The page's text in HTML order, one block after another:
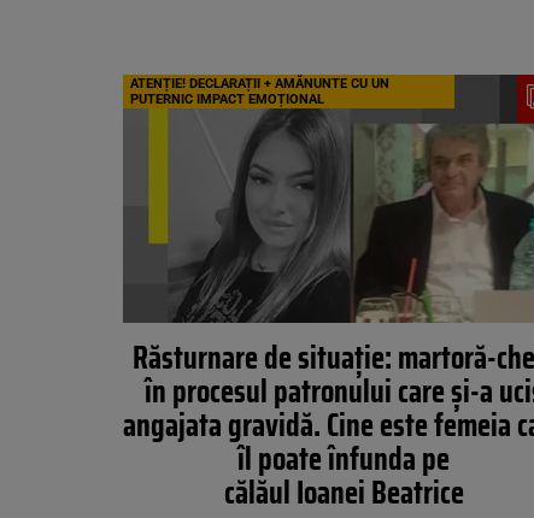
ATENȚIE! DECLARAȚII + AMĂNUNTE CU UN
PUTERNIC IMPACT EMOȚIONAL
Răsturnare de situație: martoră-
în procesul patronului care și-a
angajata gravidă. Cine este femeia
îl poate înfunda pe
călăul Ioanei Beatrice